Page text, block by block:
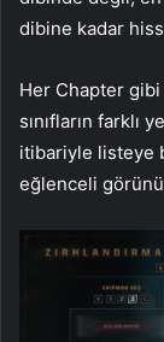
dibine kadar
Her Chapter gibi
sınıfların farklı
itibariyle listeye
eğlenceli